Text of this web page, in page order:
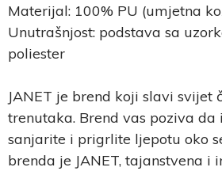
Materijal: 100% PU (umjetna
Unutrašnjost: podstava sa
poliester
JANET je brend koji slavi svijet
trenutaka. Brend vas poziva da
sanjarite i prigrlite ljepotu oko
brenda je JANET, tajanstvena i